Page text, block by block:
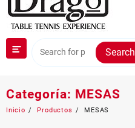
Search
Categoría: MESAS
Inicio Productos MESAS